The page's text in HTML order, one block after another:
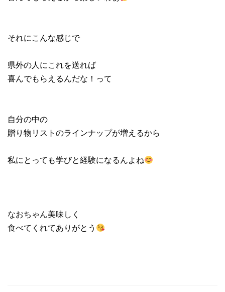
それにこんな感じで
県外の人にこれを送れば
喜んでもらえるんだな！って
自分の中の
贈り物リストのラインナップが増えるから
私にとっても学びと経験になるんよね
なおちゃん美味しく
食べてくれてありがとう